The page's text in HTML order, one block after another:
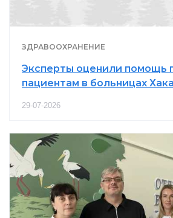
ЗДРАВООХРАНЕНИЕ
Эксперты оценили помощь
пациентам в больницах
29-07-2026